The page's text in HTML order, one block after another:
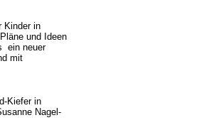
Kinder in
und Ideen
ein neuer
mit
Kiefer in
Nagel-